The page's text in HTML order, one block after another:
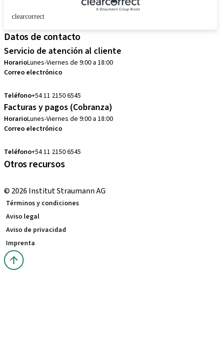
clearcorrect
Datos de contacto
Servicio de atención al cliente
HorarioLunes-Viernes de 9:00 a 18:00
Correo electrónico
Teléfono+54 11 2150 6545
Facturas y pagos (Cobranza)
HorarioLunes-Viernes de 9:00 a 18:00
Correo electrónico
Teléfono+54 11 2150 6545
Otros recursos
© 2026 Institut Straumann AG
Términos y condiciones
Aviso legal
Aviso de privacidad
Imprenta